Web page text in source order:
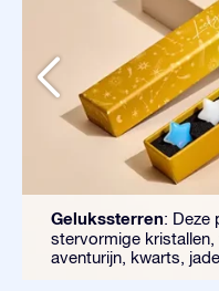
Gelukssterren: Deze
stervormige
aventurijn, kwarts,